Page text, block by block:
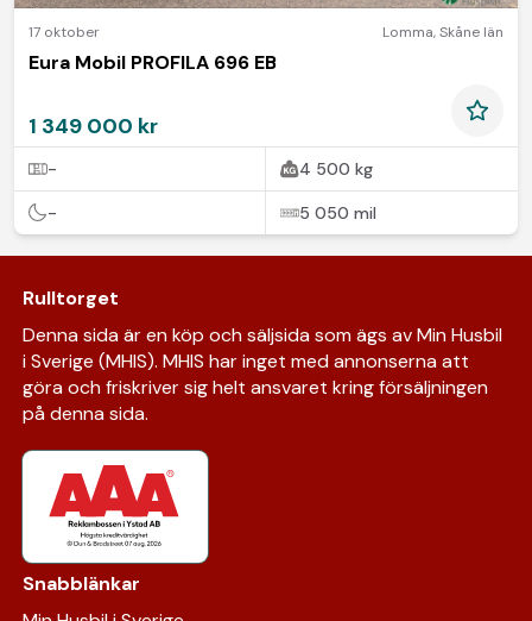
17 oktober Lomma,Skåne län
Eura Mobil PROFILA 696 EB
1 349 000 kr
- 4 500 kg
- 5 050 mil
Rulltorget
Denna sida är en köp och säljsida som ägs av Min Husbil
i Sverige (MHIS). MHIS har inget med annonserna att
göra och friskriver sig helt ansvaret kring försäljningen
på denna sida.
Snabblänkar